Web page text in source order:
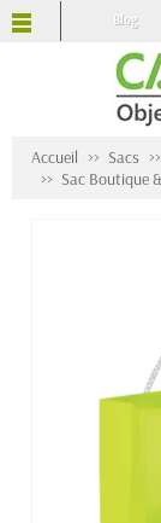
Blog
Accueil Sacs
Sac Boutique